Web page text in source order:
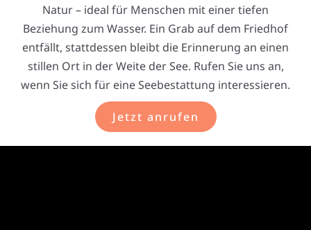
Natur – ideal für Menschen mit einer tiefen
Beziehung zum Wasser. Ein Grab auf dem Friedhof
entfällt, stattdessen bleibt die Erinnerung an einen
stillen Ort in der Weite der See. Rufen Sie uns an,
wenn Sie sich für eine Seebestattung interessieren.
Jetzt anrufen